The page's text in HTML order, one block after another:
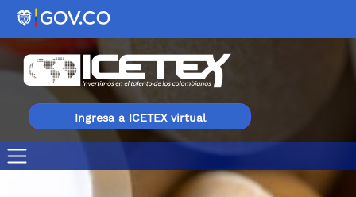
Ingresa a ICETEX virtual
Workshop on Singapore’s Drug Control